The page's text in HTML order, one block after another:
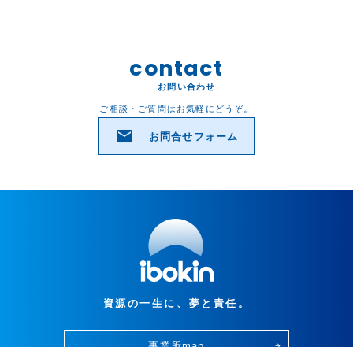
contact
お問い合わせ
ご相談・ご質問はお気軽にどうぞ。
email お問合せフォーム
資源の一生に、夢と責任。